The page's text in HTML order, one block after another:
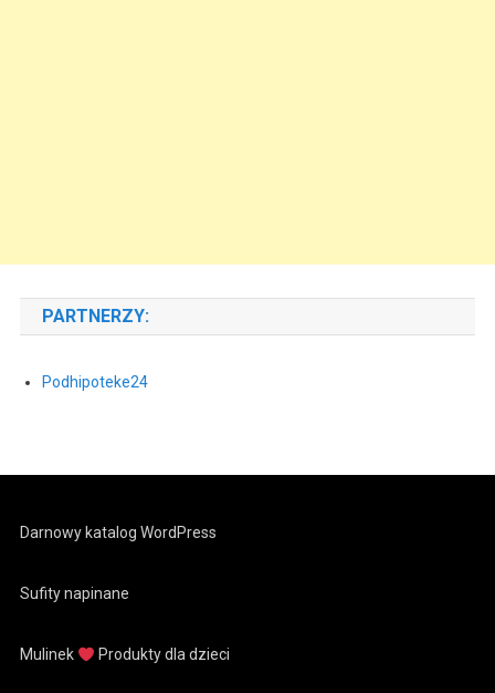
PARTNERZY:
Podhipoteke24
Darnowy katalog WordPress
Sufity napinane
Mulinek Produkty dla dzieci